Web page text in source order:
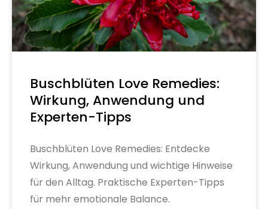
Buschblüten Love Remedies:
Wirkung, Anwendung und
Experten-Tipps
Buschblüten Love Remedies: Entdecke
Wirkung, Anwendung und wichtige Hinweise
für den Alltag. Praktische Experten-Tipps
für mehr emotionale Balance.